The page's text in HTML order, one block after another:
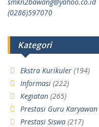
(0286)597070
Kategori
Ekstra Kurikuler (194)
Informasi (222)
Kegiatan (265)
Prestasi Guru Karyawan
Prestasi Siswa (217)